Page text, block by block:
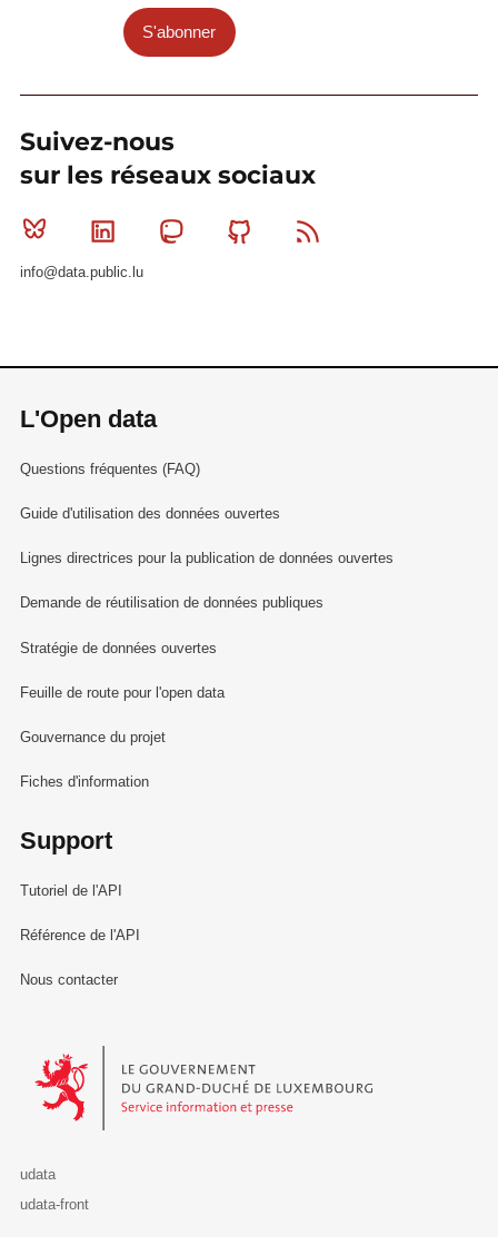
S'abonner
Suivez-nous
sur les réseaux sociaux
Bluesky Linkedin MastodonGithub
info@data.public.lu
L'Open data
Questions fréquentes (FAQ)
Guide d'utilisation des données ouvertes
Lignes directrices pour la publication de données ouvertes
Demande de réutilisation de données publiques
Stratégie de données ouvertes
Feuille de route pour l'open data
Gouvernance du projet
Fiches d'information
Support
Tutoriel de l'API
Référence de l'API
Nous contacter
Le Gouvernement du Grand-Duché de Luxembourg - Service
udata
udata-front